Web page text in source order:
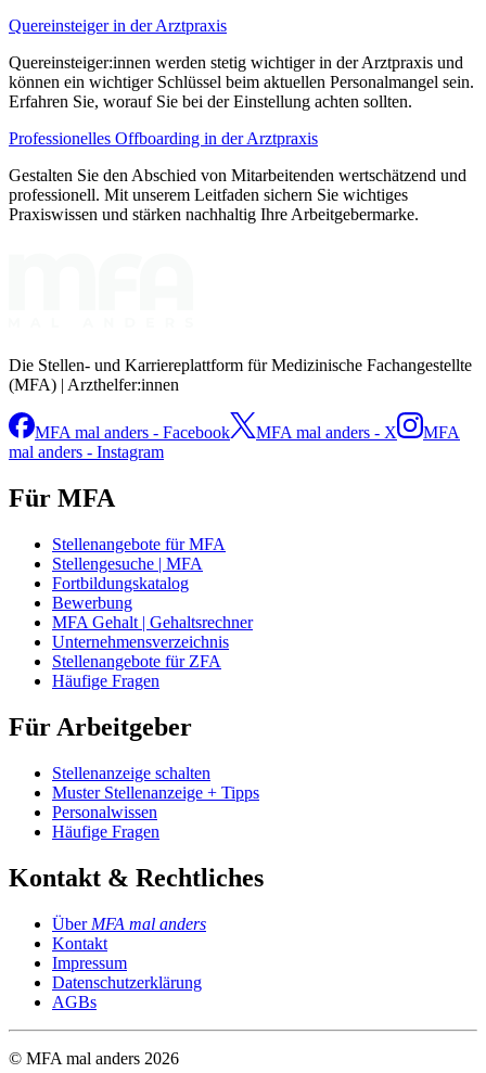
Quereinsteiger in der Arztpraxis
Quereinsteiger:innen werden stetig wichtiger in der Arztpraxis und
können ein wichtiger Schlüssel beim aktuellen Personalmangel sein.
Erfahren Sie, worauf Sie bei der Einstellung achten sollten.
Professionelles Offboarding in der Arztpraxis
Gestalten Sie den Abschied von Mitarbeitenden wertschätzend und
professionell. Mit unserem Leitfaden sichern Sie wichtiges
Praxiswissen und stärken nachhaltig Ihre Arbeitgebermarke.
Die Stellen- und Karriereplattform für Medizinische Fachangestellte
(MFA) | Arzthelfer:innen
MFA mal anders - Facebook MFA mal anders - X
MFA
mal anders - Instagram
Für MFA
Stellenangebote für MFA
Stellengesuche | MFA
Fortbildungskatalog
Bewerbung
MFA Gehalt | Gehaltsrechner
Unternehmensverzeichnis
Stellenangebote für ZFA
Häufige Fragen
Für Arbeitgeber
Stellenanzeige schalten
Muster Stellenanzeige + Tipps
Personalwissen
Häufige Fragen
Kontakt & Rechtliches
Über MFA mal anders
Kontakt
Impressum
Datenschutzerklärung
AGBs
© MFA mal anders 2026